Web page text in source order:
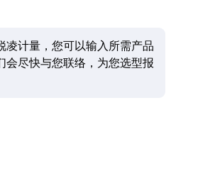
凌计量，您可以输入所需产品
会尽快与您联络，为您选型报